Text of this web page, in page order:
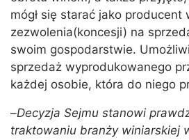
mógł się starać jako producent
zezwolenia(koncesji) na
swoim gospodarstwie.
sprzedaż wyprodukowanego
każdej osobie, która do niego
–Decyzja Sejmu stanowi
traktowaniu branży winiarskiej